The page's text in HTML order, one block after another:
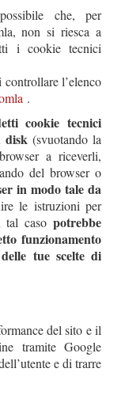
che, per
non si riesca a
i cookie tecnici
l’elenco
.
cookie tecnici
disk(svuotando la
a riceverli,
del browser o
in modo tale da
le istruzioni per
tal caso potrebbe
funzionamento
tue scelte di
del sito e il
tramite Google
e di trarre